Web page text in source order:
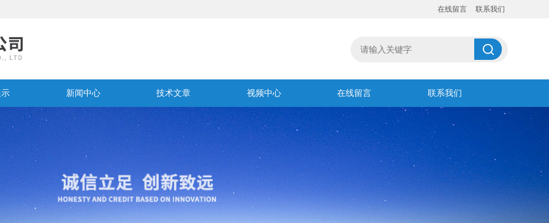
在线留言 联系我们
新闻中心 技术文章 视频中心 在线留言 联系我们